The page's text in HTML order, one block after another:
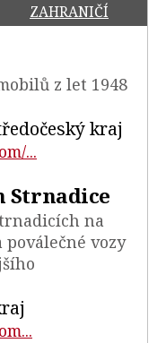
ZAHRANIČÍ
z let 1948
kraj
...
Strnadice
na
poválečné vozy